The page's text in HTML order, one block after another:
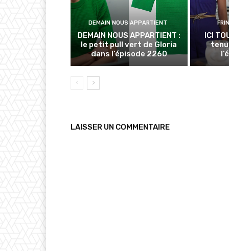
DEMAIN NOUS APPARTIENT
DEMAIN NOUS APPARTIENT :
le petit pull vert de Gloria
dans l’épisode 2260
ICI
LAISSER UN COMMENTAIRE